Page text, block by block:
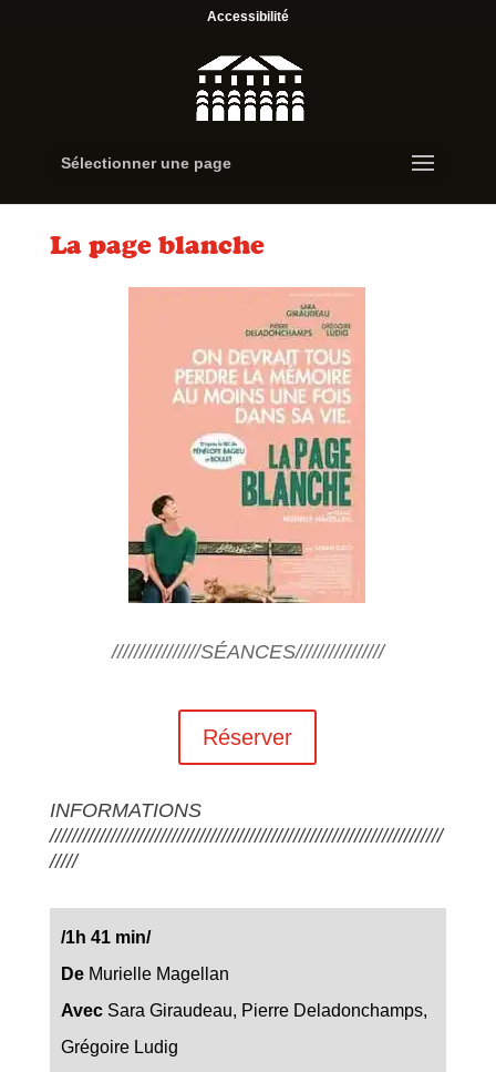
Accessibilité
Sélectionner une page
La page blanche
////////////////SÉANCES////////////////
Réserver
INFORMATIONS
///////////////////////////////////////////////////////////////////////
/////
/1h 41 min/
DeMurielle Magellan
AvecSara Giraudeau, Pierre Deladonchamps,
Grégoire Ludig